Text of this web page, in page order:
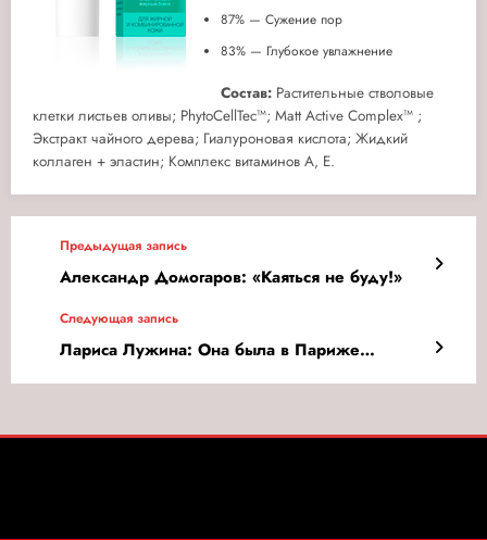
87% — Сужение пор
83% — Глубокое увлажнение
Состав: Растительные стволовые
клетки листьев оливы; PhytoCellTec™; Matt Active Complex™ ;
Экстракт чайного дерева; Гиалуроновая кислота; Жидкий
коллаген + эластин; Комплекс витаминов A, E.
Предыдущая запись
Александр Домогаров: «Каяться не буду!»
Следующая запись
Лариса Лужина: Она была в Париже…